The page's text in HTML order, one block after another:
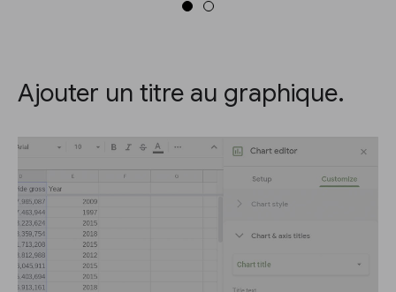
Ajouter un titre au graphique.